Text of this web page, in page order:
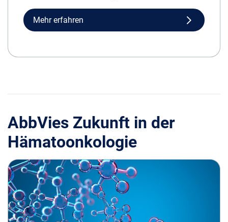
Mehr erfahren
AbbVies Zukunft in der
Hämatoonkologie